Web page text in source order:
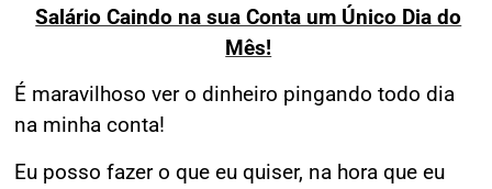
Salário Caindo na sua Conta um Único Dia do
Mês!
É maravilhoso ver o dinheiro pingando todo dia
na minha conta!
Eu posso fazer o que eu quiser, na hora que eu